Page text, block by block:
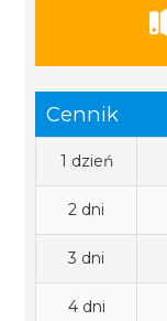
Cennik
1 dzień
2 dni
3 dni
4 dni